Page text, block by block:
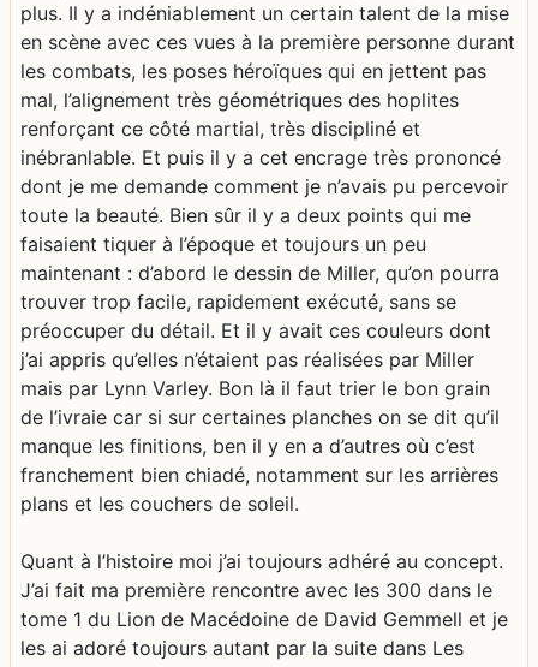
plus. Il y a indéniablement un certain talent de la mise
en scène avec ces vues à la première personne durant
les combats, les poses héroïques qui en jettent pas
mal, l’alignement très géométriques des hoplites
renforçant ce côté martial, très discipliné et
inébranlable. Et puis il y a cet encrage très prononcé
dont je me demande comment je n’avais pu percevoir
toute la beauté. Bien sûr il y a deux points qui me
faisaient tiquer à l’époque et toujours un peu
maintenant : d’abord le dessin de Miller, qu’on pourra
trouver trop facile, rapidement exécuté, sans se
préoccuper du détail. Et il y avait ces couleurs dont
j’ai appris qu’elles n’étaient pas réalisées par Miller
mais par Lynn Varley. Bon là il faut trier le bon grain
de l’ivraie car si sur certaines planches on se dit qu’il
manque les finitions, ben il y en a d’autres où c’est
franchement bien chiadé, notamment sur les arrières
plans et les couchers de soleil.
Quant à l’histoire moi j’ai toujours adhéré au concept.
J’ai fait ma première rencontre avec les 300 dans le
tome 1 du Lion de Macédoine de David Gemmell et je
les ai adoré toujours autant par la suite dans Les